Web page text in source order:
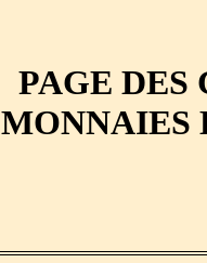
PAGE DES
MONNAIES